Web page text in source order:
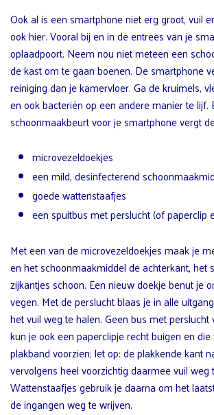
Ook al is een smartphone niet erg groot, vuil
ook hier. Vooral bij en in de entrees van je
oplaadpoort. Neem nou niet meteen een
de kast om te gaan boenen. De smartphone
reiniging dan je kamervloer. Ga de kruimels,
en ook bacteriën op een andere manier te lijf.
schoonmaakbeurt voor je smartphone vergt
microvezeldoekjes
een mild, desinfecterend
goede wattenstaafjes
een spuitbus met perslucht (of paperclip
Met een van de microvezeldoekjes maak je
en het schoonmaakmiddel de achterkant, het
zijkantjes schoon. Een nieuw doekje benut je
vegen. Met de perslucht blaas je in alle
het vuil weg te halen. Geen bus met perslucht
kun je ook een paperclipje recht buigen en
plakband voorzien; let op: de plakkende kant
vervolgens heel voorzichtig daarmee vuil weg
Wattenstaafjes gebruik je daarna om het
de ingangen weg te wrijven.